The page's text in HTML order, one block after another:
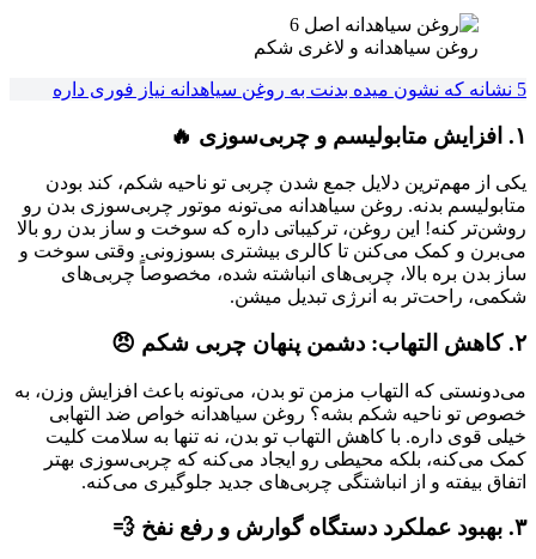
روغن سیاهدانه و لاغری شکم
5 نشانه که نشون میده بدنت به روغن سیاهدانه نیاز فوری داره
۱. افزایش متابولیسم و چربی‌سوزی 🔥
یکی از مهم‌ترین دلایل جمع شدن چربی تو ناحیه شکم، کند بودن
متابولیسم بدنه. روغن سیاهدانه می‌تونه موتور چربی‌سوزی بدن رو
روشن‌تر کنه! این روغن، ترکیباتی داره که سوخت و ساز بدن رو بالا
می‌برن و کمک می‌کنن تا کالری بیشتری بسوزونی. وقتی سوخت و
ساز بدن بره بالا، چربی‌های انباشته شده، مخصوصاً چربی‌های
شکمی، راحت‌تر به انرژی تبدیل میشن.
۲. کاهش التهاب: دشمن پنهان چربی شکم 😠
می‌دونستی که التهاب مزمن تو بدن، می‌تونه باعث افزایش وزن، به
خصوص تو ناحیه شکم بشه؟ روغن سیاهدانه خواص ضد التهابی
خیلی قوی داره. با کاهش التهاب تو بدن، نه تنها به سلامت کلیت
کمک می‌کنه، بلکه محیطی رو ایجاد می‌کنه که چربی‌سوزی بهتر
اتفاق بیفته و از انباشتگی چربی‌های جدید جلوگیری می‌کنه.
۳. بهبود عملکرد دستگاه گوارش و رفع نفخ 💨